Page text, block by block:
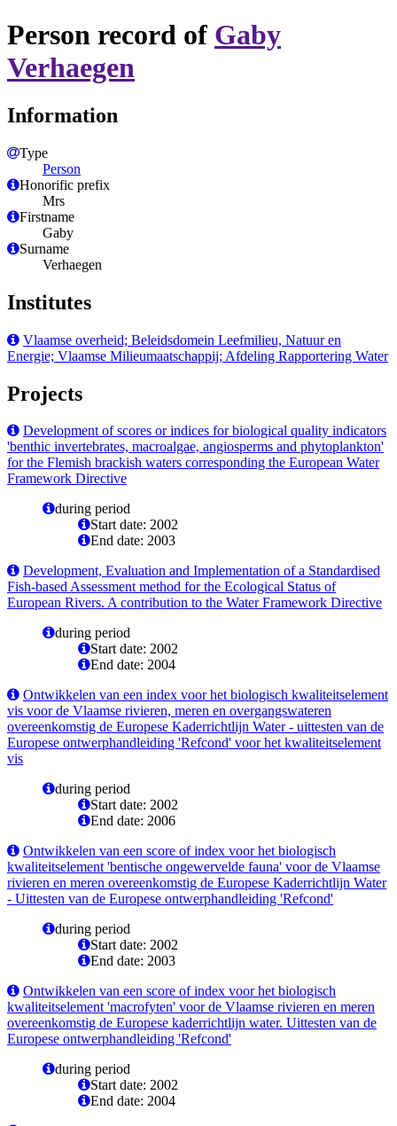
Person record of Gaby
Verhaegen
Information
Type
Person
Honorific prefix
Mrs
Firstname
Gaby
Surname
Verhaegen
Institutes
Vlaamse overheid; Beleidsdomein Leefmilieu, Natuur en
Energie; Vlaamse Milieumaatschappij; Afdeling Rapportering Water
Projects
Development of scores or indices for biological quality indicators
'benthic invertebrates, macroalgae, angiosperms and phytoplankton'
for the Flemish brackish waters corresponding the European Water
Framework Directive
during period
Start date: 2002
End date: 2003
Development, Evaluation and Implementation of a Standardised
Fish-based Assessment method for the Ecological Status of
European Rivers. A contribution to the Water Framework Directive
during period
Start date: 2002
End date: 2004
Ontwikkelen van een index voor het biologisch kwaliteitselement
vis voor de Vlaamse rivieren, meren en overgangswateren
overeenkomstig de Europese Kaderrichtlijn Water - uittesten van de
Europese ontwerphandleiding 'Refcond' voor het kwaliteitselement
vis
during period
Start date: 2002
End date: 2006
Ontwikkelen van een score of index voor het biologisch
kwaliteitselement 'bentische ongewervelde fauna' voor de Vlaamse
rivieren en meren overeenkomstig de Europese Kaderrichtlijn Water
- Uittesten van de Europese ontwerphandleiding 'Refcond'
during period
Start date: 2002
End date: 2003
Ontwikkelen van een score of index voor het biologisch
kwaliteitselement 'macrofyten' voor de Vlaamse rivieren en meren
overeenkomstig de Europese kaderrichtlijn water. Uittesten van de
Europese ontwerphandleiding 'Refcond'
during period
Start date: 2002
End date: 2004